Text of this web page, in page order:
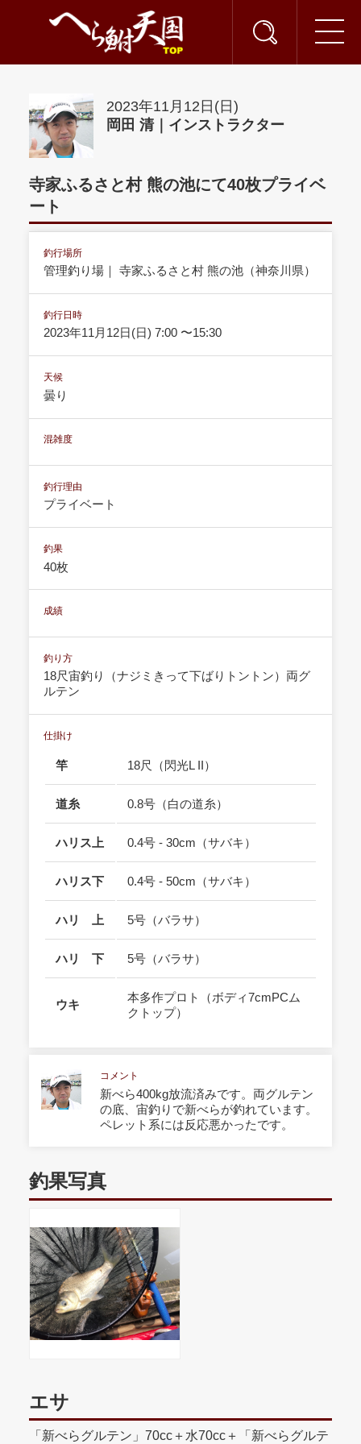
2023年11月12日(日)
岡田 清｜インストラクター
寺家ふるさと村 熊の池にて40枚プライベ
ート
釣行場所
管理釣り場｜ 寺家ふるさと村 熊の池（神奈川県）
釣行日時
2023年11月12日(日) 7:00 〜15:30
天候
曇り
混雑度
釣行理由
プライベート
釣果
40枚
成績
釣り方
18尺宙釣り（ナジミきって下ばりトントン）両グ
ルテン
仕掛け
竿 18尺（閃光L II）
道糸 0.8号（白の道糸）
ハリス上 0.4号 - 30cm（サバキ）
ハリス下 0.4号 - 50cm（サバキ）
ハリ 上 5号（バラサ）
ハリ 下 5号（バラサ）
ウキ
本多作プロト（ボディ7cmPCム
クトップ）
コメント
新べら400kg放流済みです。両グルテン
の底、宙釣りで新べらが釣れています。
ペレット系には反応悪かったです。
釣果写真
エサ
「新べらグルテン」70cc＋水70cc＋「新べらグルテ